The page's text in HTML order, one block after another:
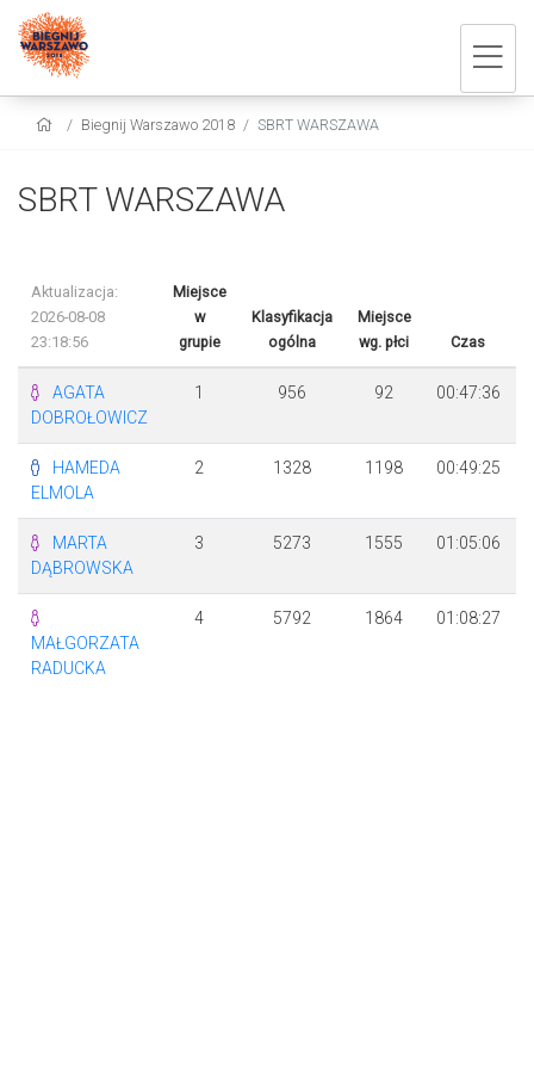
Biegnij Warszawo 2018 SBRT WARSZAWA
SBRT WARSZAWA
Aktualizacja:
2026-08-08
23:18:56
Miejsce
w
grupie
Klasyfikacja
ogólna
Miejsce
wg. płci
Czas
AGATA
DOBROŁOWICZ
1 956 92 00:47:36
HAMEDA
ELMOLA
2 1328 1198 00:49:25
MARTA
DĄBROWSKA
3 5273 1555 01:05:06
MAŁGORZATA
RADUCKA
4 5792 1864 01:08:27